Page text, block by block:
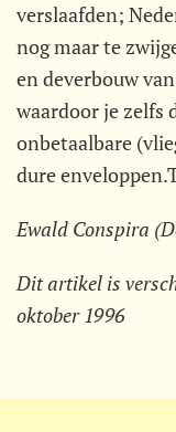
verslaafden;
nog maar te
en deverbouw
waardoor je zelfs
onbetaalbare
dure
Ewald Conspira
Dit artikel is
oktober 1996